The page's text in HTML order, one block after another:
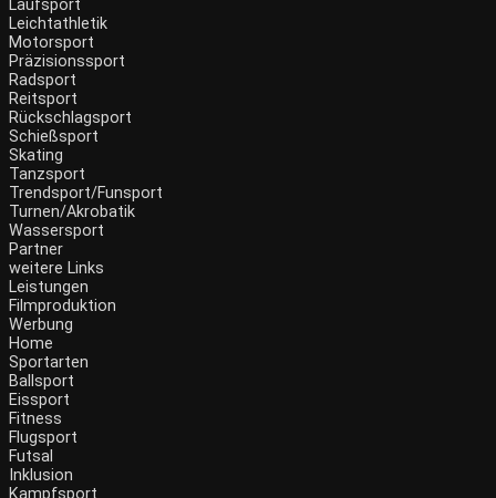
Laufsport
Leichtathletik
Motorsport
Präzisionssport
Radsport
Reitsport
Rückschlagsport
Schießsport
Skating
Tanzsport
Trendsport/Funsport
Turnen/Akrobatik
Wassersport
Partner
weitere Links
Leistungen
Filmproduktion
Werbung
Home
Sportarten
Ballsport
Eissport
Fitness
Flugsport
Futsal
Inklusion
Kampfsport